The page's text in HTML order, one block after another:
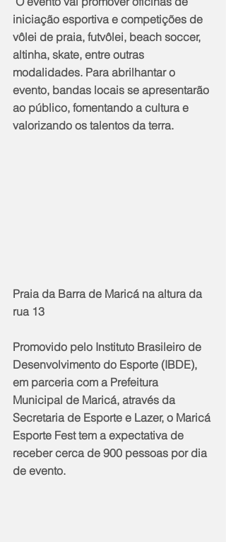
iniciação esportiva e competições de
vôlei de praia, futvôlei, beach soccer,
altinha, skate, entre outras
modalidades. Para abrilhantar o
evento, bandas locais se apresentarão
ao público, fomentando a cultura e
valorizando os talentos da terra.
Praia da Barra de Maricá na altura da
rua 13
Promovido pelo Instituto Brasileiro de
Desenvolvimento do Esporte (IBDE),
em parceria com a Prefeitura
Municipal de Maricá, através da
Secretaria de Esporte e Lazer, o Maricá
Esporte Fest tem a expectativa de
receber cerca de 900 pessoas por dia
de evento.